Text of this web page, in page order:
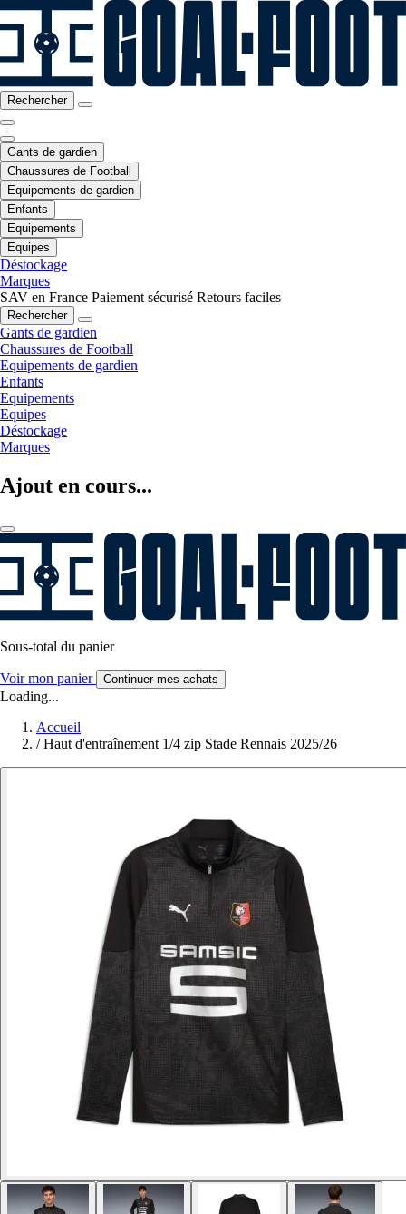
Rechercher
Gants de gardien
Chaussures de Football
Equipements de gardien
Enfants
Equipements
Equipes
Déstockage
Marques
SAV en France Paiement sécurisé Retours faciles
Rechercher
Gants de gardien
Chaussures de Football
Equipements de gardien
Enfants
Equipements
Equipes
Déstockage
Marques
Ajout en cours...
Sous-total du panier
Voir mon panier Continuer mes achats
Loading...
Accueil
/ Haut d'entraînement 1/4 zip Stade Rennais 2025/26